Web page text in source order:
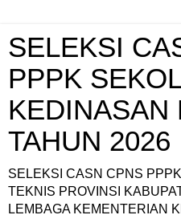
SELEKSI
PPPK
KEDINASAN
TAHUN 2026
SELEKSI CASN CPNS
TEKNIS PROVINSI
LEMBAGA KEMENTERIAN